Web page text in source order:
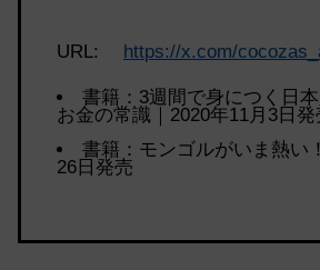
URL: https://x.com/
書籍：3週間で身につく日
お金の常識｜2020年11月3日発
書籍：モンゴルがいま熱い
26日発売